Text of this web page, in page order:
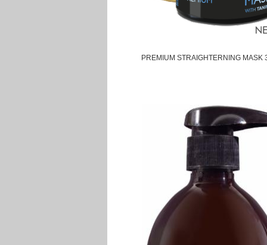
PREMIUM STRAIGHTERNING MASK